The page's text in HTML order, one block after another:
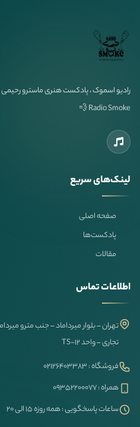
رادیو اسموک ، پادکست هنری ماسترو
Radio Smoke 💨
لینک‌های سریع
صفحه اصلی
پادکست‌ها
مقالات
اطلاعات تماس
تهران – بلوار میرداماد – جنب مترو
تجاری – واحد TS-12
فروشگاه : ۰۲۱۲۶۴۰۳۳۸۳
همراه : ۰۹۳۵۲۲۰۰۰۷۷
ساعات پاسخگویی : همه روزه ۱۵ الی ۲۰